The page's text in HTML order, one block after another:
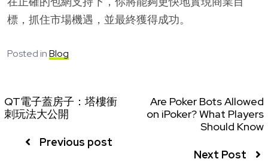
標，抓住市場機遇，並最終獲得成功。
Posted inBlog
QT電子蓋房子：塔樓衝
刺玩法大公開
Previous post
Are Poker Bots Allowed
on iPoker? What Players
Should Know
Next Post